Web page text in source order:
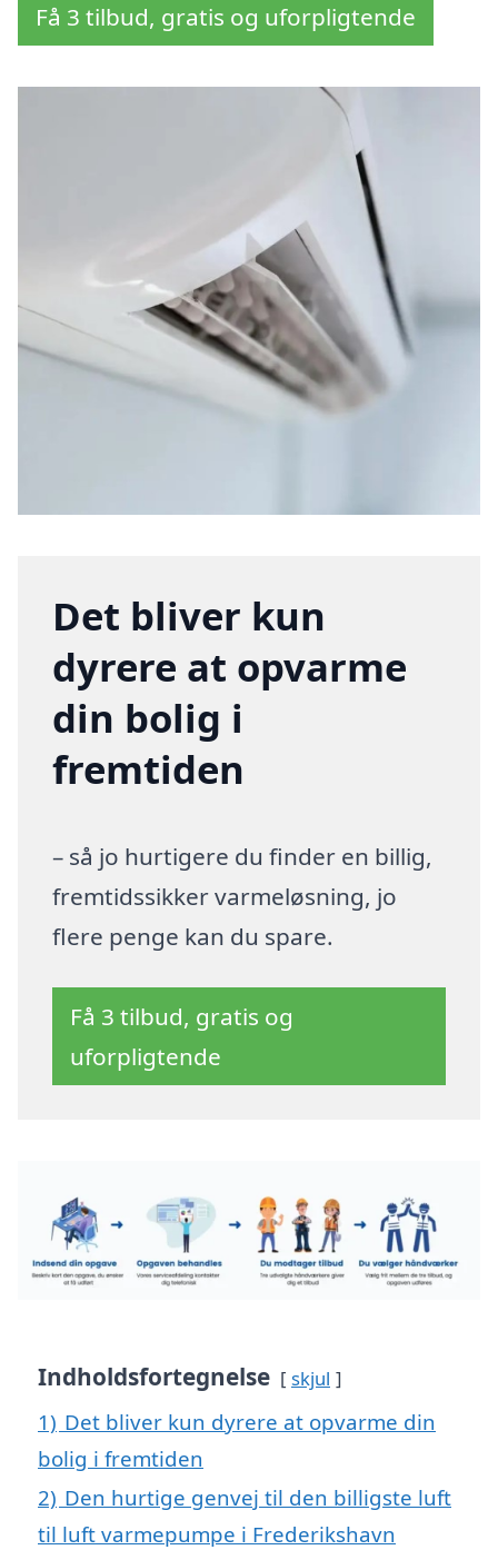
Få 3 tilbud, gratis og uforpligtende
Det bliver kun
dyrere at opvarme
din bolig i
fremtiden
– så jo hurtigere du finder en billig,
fremtidssikker varmeløsning, jo
flere penge kan du spare.
Få 3 tilbud, gratis og
uforpligtende
Indholdsfortegnelse skjul
1) Det bliver kun dyrere at opvarme din
bolig i fremtiden
2) Den hurtige genvej til den billigste luft
til luft varmepumpe i Frederikshavn